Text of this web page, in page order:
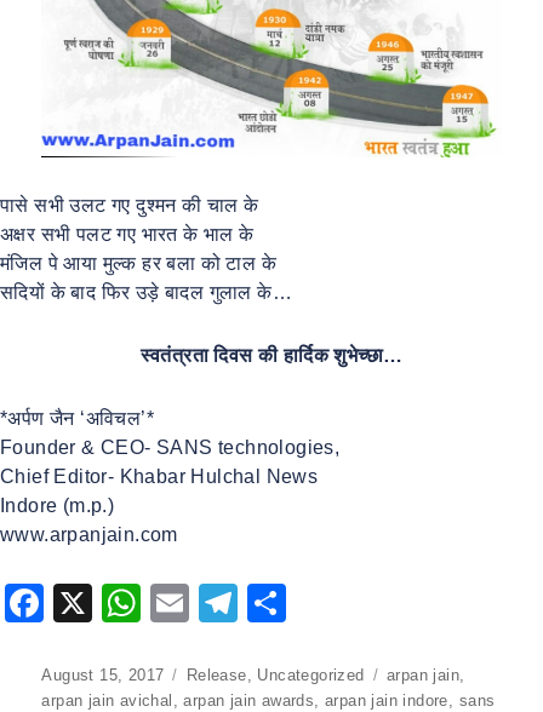
पासे सभी उलट गए दुश्मन की चाल के
अक्षर सभी पलट गए भारत के भाल के
मंजिल पे आया मुल्क हर बला को टाल के
सदियों के बाद फिर उड़े बादल गुलाल के…
स्वतंत्रता दिवस की हार्दिक शुभेच्छा…
*अर्पण जैन ‘अविचल’*
Founder & CEO- SANS technologies,
Chief Editor- Khabar Hulchal News
Indore (m.p.)
www.arpanjain.com
F
c
X
W
at
E
ai
T
e
ar
Posted
on
August 15, 2017 Categories
Release, Uncategorized Tags
arpan jain,
arpan jain avichal ,arpan jain awards,arpan jain indore, sans